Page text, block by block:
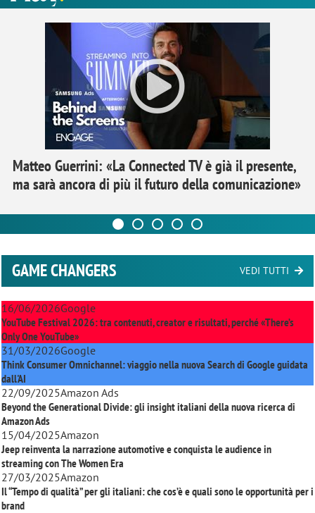
Matteo Guerrini: «La Connected TV è già il presente,
ma sarà ancora di più il futuro della comunicazione»
GAME CHANGERS VEDI TUTTI
16/06/2026Google
YouTube Festival 2026: tra contenuti, creator e risultati, perché «There’s
Only One YouTube»
31/03/2026Google
Think Consumer Omnichannel: viaggio nella nuova Search di Google guidata
dall'AI
22/09/2025Amazon Ads
Beyond the Generational Divide: gli insight italiani della nuova ricerca di
Amazon Ads
15/04/2025Amazon
Jeep reinventa la narrazione automotive e conquista le audience in
streaming conThe Women Era
27/03/2025Amazon
Il “Tempo di qualità” per gli italiani: che cos’è e quali sono le opportunità per i
brand